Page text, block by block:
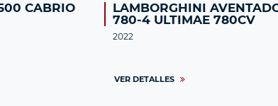
CABRIO
LAMBORGHINI
780-4 ULTIMAE 780CV
2022
VER DETALLES